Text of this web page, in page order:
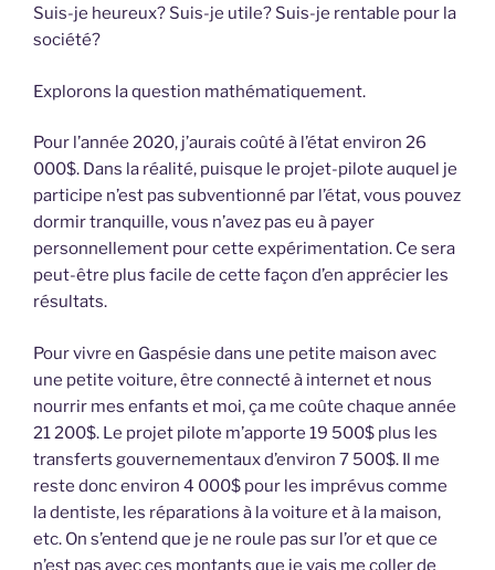
Suis-je heureux? Suis-je utile? Suis-je rentable pour la
société?
Explorons la question mathématiquement.
Pour l’année 2020, j’aurais coûté à l’état environ 26
000$. Dans la réalité, puisque le projet-pilote auquel je
participe n’est pas subventionné par l’état, vous pouvez
dormir tranquille, vous n’avez pas eu à payer
personnellement pour cette expérimentation. Ce sera
peut-être plus facile de cette façon d’en apprécier les
résultats.
Pour vivre en Gaspésie dans une petite maison avec
une petite voiture, être connecté à internet et nous
nourrir mes enfants et moi, ça me coûte chaque année
21 200$. Le projet pilote m’apporte 19 500$ plus les
transferts gouvernementaux d’environ 7 500$. Il me
reste donc environ 4 000$ pour les imprévus comme
la dentiste, les réparations à la voiture et à la maison,
etc. On s’entend que je ne roule pas sur l’or et que ce
n’est pas avec ces montants que je vais me coller de